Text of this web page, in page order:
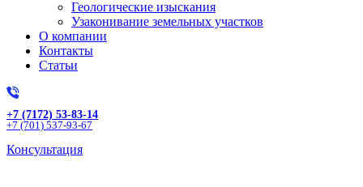
Геологические изыскания
Узаконивание земельных участков
О компании
Контакты
Статьи
+7 (7172) 53-83-14
+7 (701) 537-93-67
Консультация